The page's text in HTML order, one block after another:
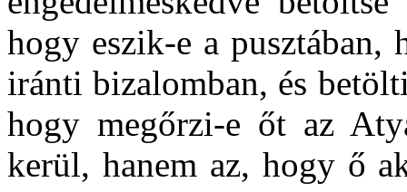
hogy eszik-e a pusztában,
iránti bizalomban, és
hogy megőrzi-e őt az
kerül, hanem az, hogy ő